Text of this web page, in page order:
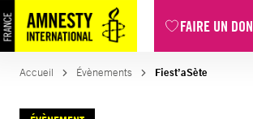
FAIRE UN DON
Accueil Évènements Fiest’aSète